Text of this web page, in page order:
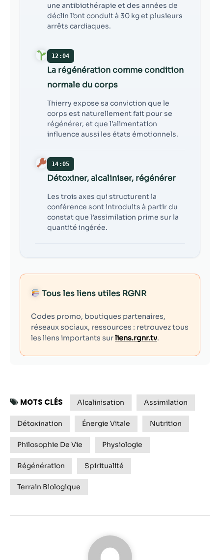
une antibiothérapie et des années de
déclin l’ont conduit à 30 kg et plusieurs
arrêts cardiaques.
12:04
La régénération comme condition
normale du corps
Thierry expose sa conviction que le
corps est naturellement fait pour se
régénérer, et que l’alimentation
influence aussi les états émotionnels.
14:05
Détoxiner, alcaliniser, régénérer
Les trois axes qui structurent la
conférence sont introduits à partir du
constat que l’assimilation prime sur la
quantité ingérée.
Tous les liens utiles RGNR
Codes promo, boutiques partenaires,
réseaux sociaux, ressources : retrouvez tous
les liens importants surliens.rgnr.tv.
MOTS CLÉS Alcalinisation Assimilation
Détoxination Énergie Vitale Nutrition
Philosophie De Vie Physiologie
Régénération Spiritualité
Terrain Biologique